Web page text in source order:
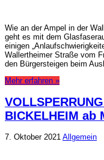
Wie an der Ampel in der
geht es mit dem
einigen
Wallertheimer Straße vom
den Bürgersteigen beim
Mehr erfahren »
BICKELHEIM ab
7. Oktober 2021 Allgemein